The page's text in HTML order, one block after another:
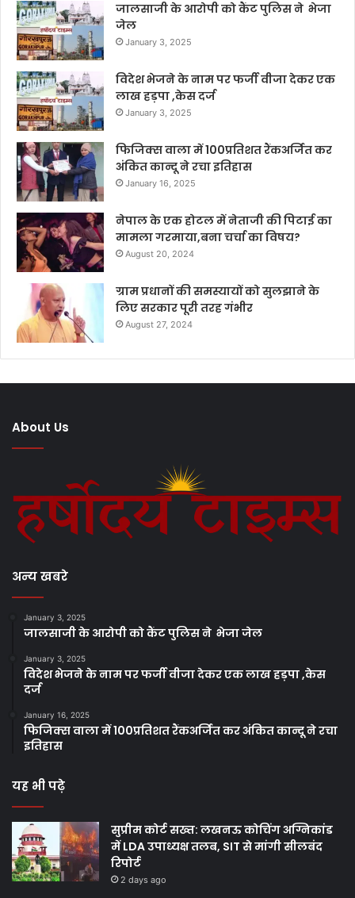
जालसाजी के आरोपी को कैंट पुलिस ने भेजा
जेल
January 3, 2025
विदेश भेजने के नाम पर फर्जी वीजा देकर एक
लाख हड़पा ,केस दर्ज
January 3, 2025
फिजिक्स वाला में 100प्रतिशत रैंकअर्जित कर
अंकित कान्दू ने रचा इतिहास
January 16, 2025
नेपाल के एक होटल में नेताजी की पिटाई का
मामला गरमाया,बना चर्चा का विषय?
August 20, 2024
ग्राम प्रधानों की समस्यायों को सुलझाने के
लिए सरकार पूरी तरह गंभीर
August 27, 2024
About Us
अन्य खबरे
January 3, 2025
जालसाजी के आरोपी को कैंट पुलिस ने भेजा जेल
January 3, 2025
विदेश भेजने के नाम पर फर्जी वीजा देकर एक लाख हड़पा ,केस
दर्ज
January 16, 2025
फिजिक्स वाला में 100प्रतिशत रैंकअर्जित कर अंकित कान्दू ने रचा
इतिहास
यह भी पढ़े
सुप्रीम कोर्ट सख्त: लखनऊ कोचिंग अग्निकांड
में LDA उपाध्यक्ष तलब, SIT से मांगी सीलबंद
रिपोर्ट
2 days ago